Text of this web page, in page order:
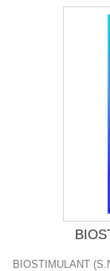
BIOSTIMULANT